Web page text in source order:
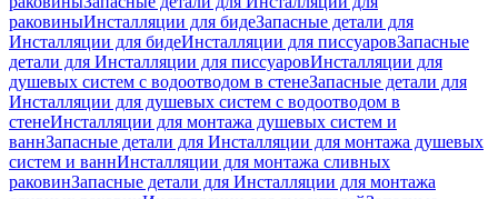
раковиныИнсталляции для бидеЗапасные детали для
Инсталляции для бидеИнсталляции для писсуаровЗапасные
детали для Инсталляции для писсуаровИнсталляции для
душевых систем с водоотводом в стенеЗапасные детали для
Инсталляции для душевых систем с водоотводом в
стенеИнсталляции для монтажа душевых систем и
ваннЗапасные детали для Инсталляции для монтажа душевых
систем и ваннИнсталляции для монтажа сливных
раковинЗапасные детали для Инсталляции для монтажа